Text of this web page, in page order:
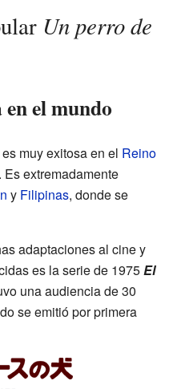
Un perro de
el mundo
es muy exitosa en el Reino
. Es extremadamente
y Filipinas, donde se
adaptaciones al cine y
es la serie de 1975El
una audiencia de 30
se emitió por primera